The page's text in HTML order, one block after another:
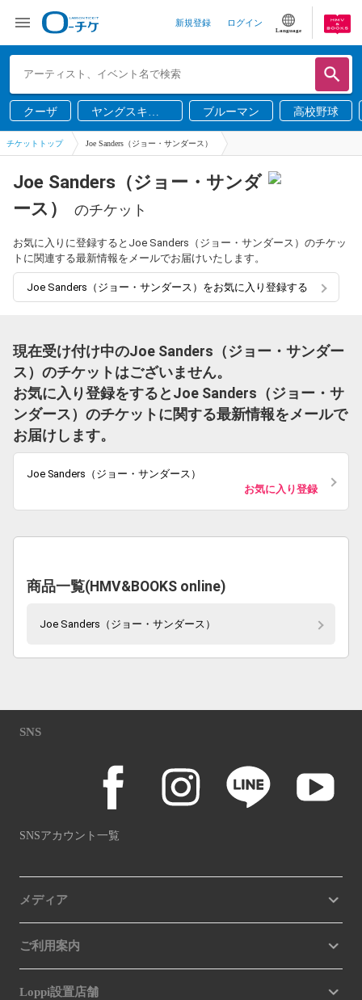
新規登録 ログイン
Language
クーザ
ヤングスキニ
ー
ブルーマン 高校野球
チケットトップ Joe Sanders（ジョー・サンダース）
Joe Sanders（ジョー・サンダ
ース）
のチケット
お気に入りに登録するとJoe Sanders（ジョー・サンダース）のチケッ
トに関連する最新情報をメールでお届けいたします。
Joe Sanders（ジョー・サンダース）をお気に入り登録する
現在受け付け中のJoe Sanders（ジョー・サンダー
ス）のチケットはございません。
お気に入り登録をするとJoe Sanders（ジョー・サ
ンダース）のチケットに関する最新情報をメールで
お届けします。
Joe Sanders（ジョー・サンダース）
お気に入り登録
商品一覧(HMV&BOOKS online)
Joe Sanders（ジョー・サンダース）
SNS
SNSアカウント一覧
メディア
ご利用案内
Loppi設置店舗